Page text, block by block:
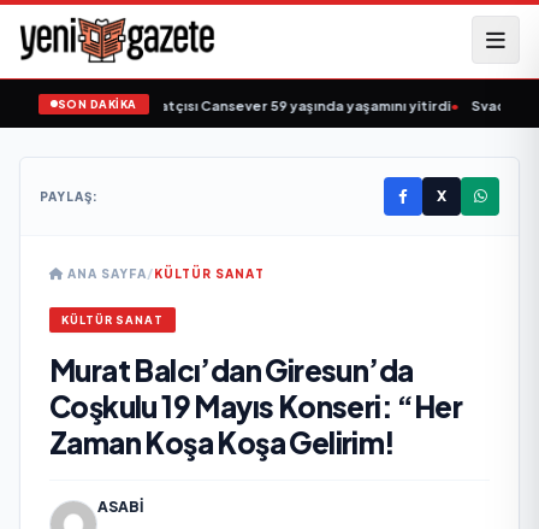
SON DAKİKA
müziğin sevilen sanatçısı Cansever 59 yaşında yaşamını yitirdi• Svadba
PAYLAŞ: X
ANA SAYFA/KÜLTÜR SANAT
KÜLTÜR SANAT
Murat Balcı’dan Giresun’da
Coşkulu 19 Mayıs Konseri: “Her
Zaman Koşa Koşa Gelirim!
ASABI